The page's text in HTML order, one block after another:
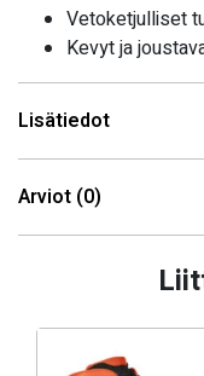
Vetoketjulliset
Kevyt ja
Lisätiedot
Arviot (0)